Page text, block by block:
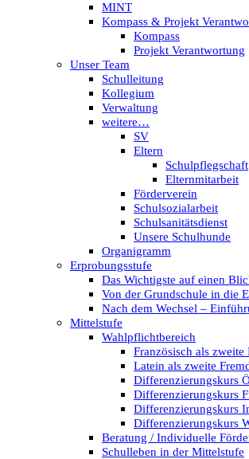
MINT
Kompass & Projekt
Kompass
Projekt Verantwortung
Unser Team
Schulleitung
Kollegium
Verwaltung
weitere…
SV
Eltern
Schulpflegschaft
Elternmitarbeit
Förderverein
Schulsozialarbeit
Schulsanitätsdienst
Unsere Schulhunde
Organigramm
Erprobungsstufe
Das Wichtigste auf einen
Von der Grundschule in die
Nach dem Wechsel –
Mittelstufe
Wahlpflichtbereich
Französisch als zweite
Latein als zweite
Differenzierungskurs
Differenzierungskurs
Differenzierungskurs
Differenzierungskurs
Beratung / Individuelle
Schulleben in der Mittelstufe